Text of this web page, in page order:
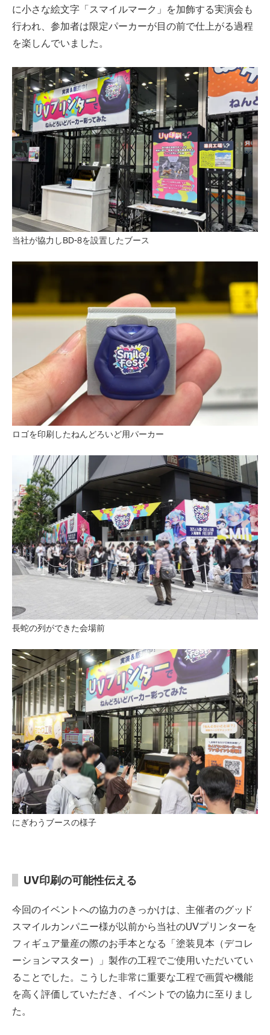
に小さな絵文字「スマイルマーク」を加飾する実演会も
行われ、参加者は限定パーカーが目の前で仕上がる過程
を楽しんでいました。
当社が協力しBD-8を設置したブース
ロゴを印刷したねんどろいど用パーカー
長蛇の列ができた会場前
にぎわうブースの様子
UV印刷の可能性伝える
今回のイベントへの協力のきっかけは、主催者のグッド
スマイルカンパニー様が以前から当社のUVプリンターを
フィギュア量産の際のお手本となる「塗装見本（デコレ
ーションマスター）」製作の工程でご使用いただいてい
ることでした。こうした非常に重要な工程で画質や機能
を高く評価していただき、イベントでの協力に至りまし
た。